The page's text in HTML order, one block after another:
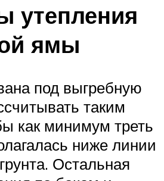
утепления
ямы
под выгребную
таким
как минимум треть
ниже линии
Остальная